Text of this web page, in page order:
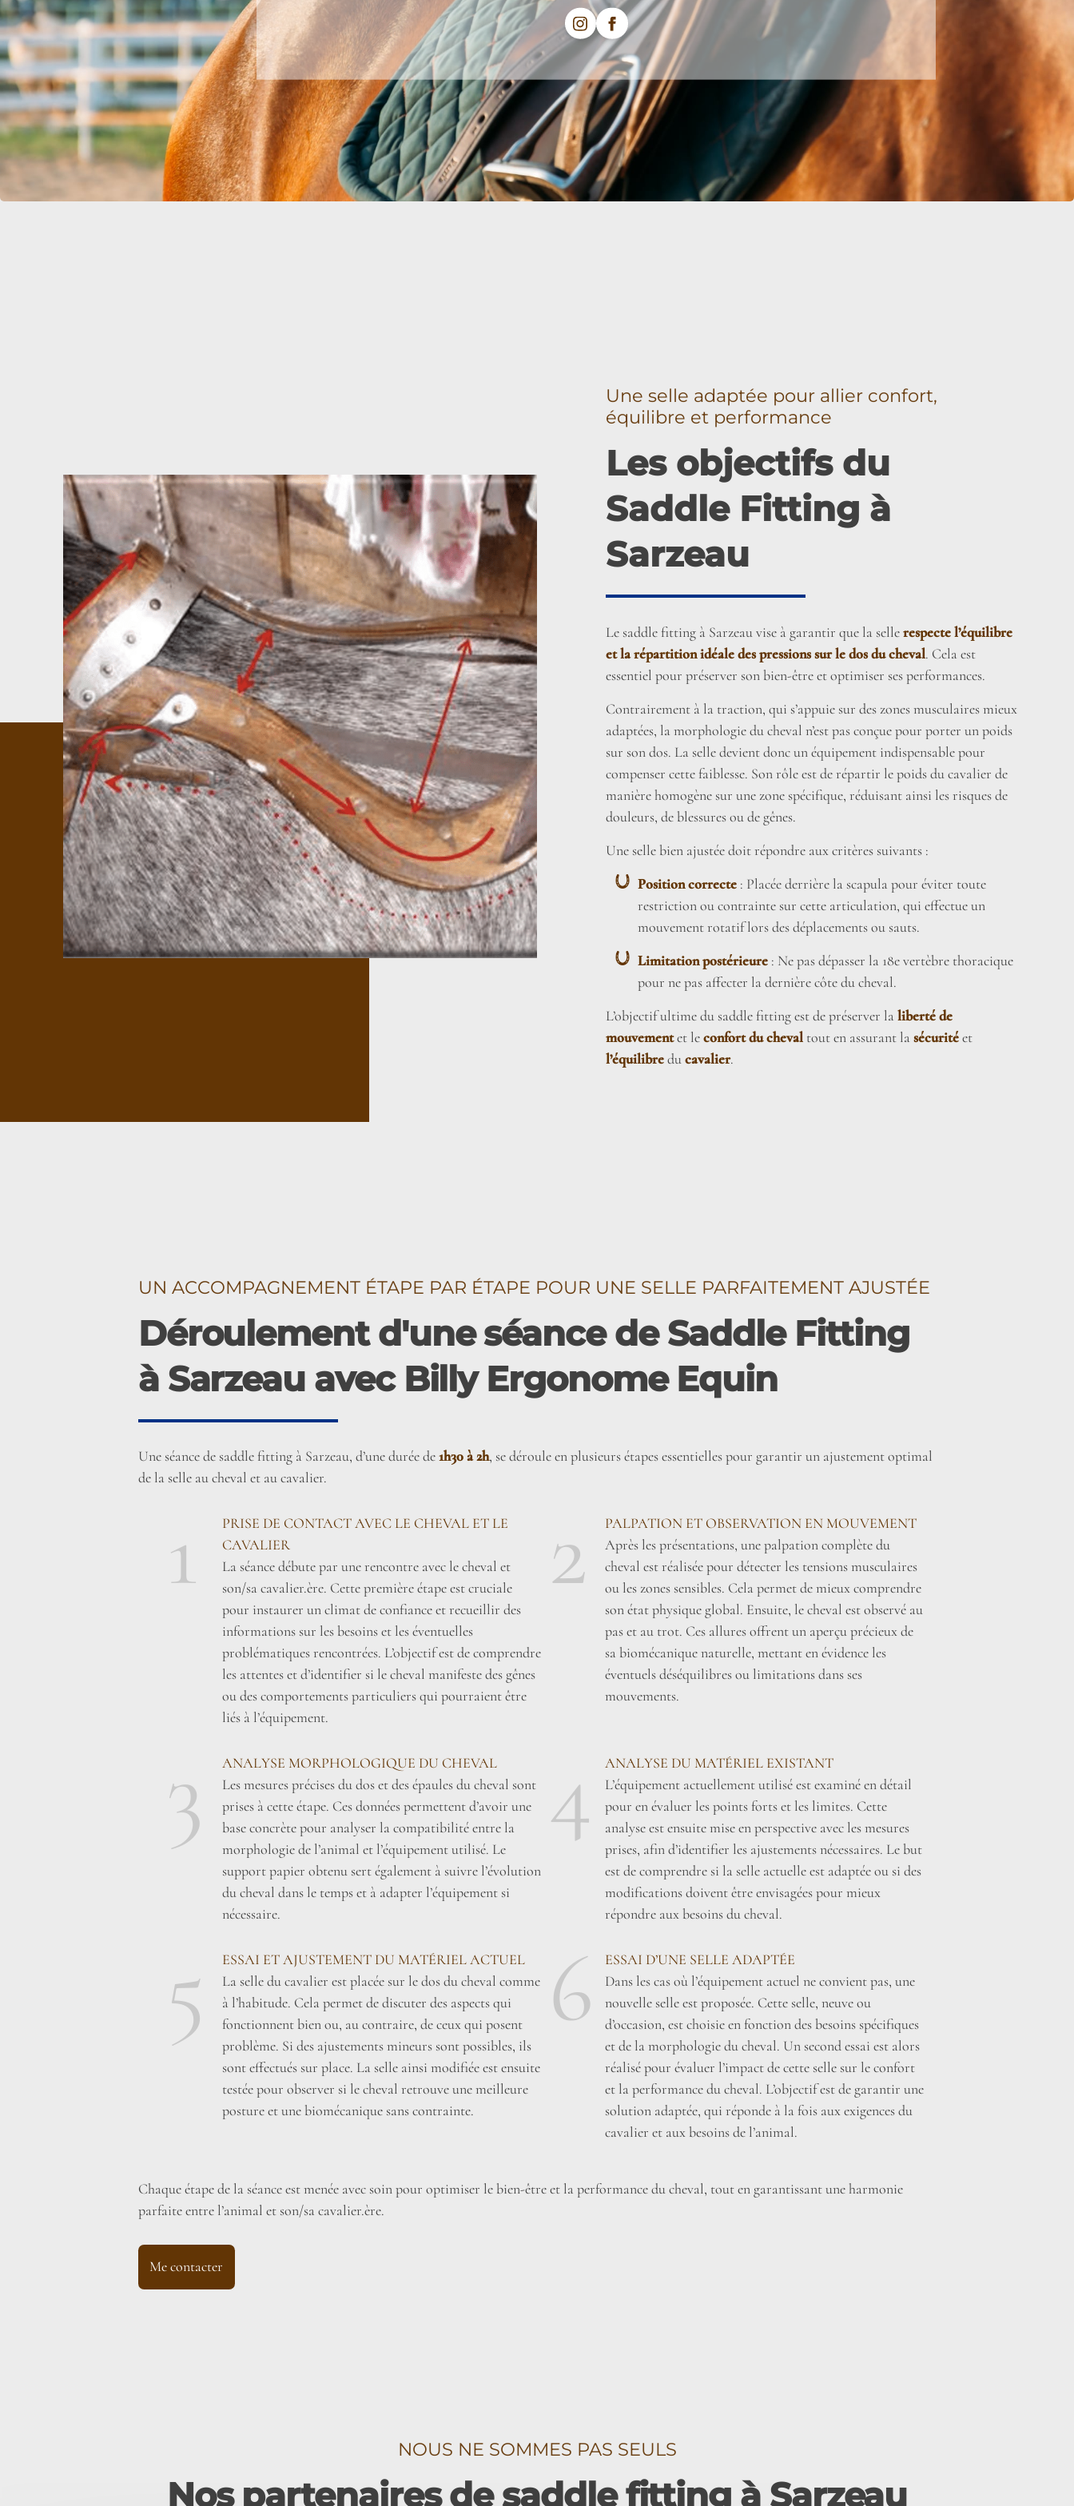
Une selle adaptée pour allier confort,
équilibre et performance
Les objectifs du
Saddle Fitting à
Sarzeau
Le saddle fitting à Sarzeau vise à garantir que la sellerespecte l’équilibre
et la répartition idéale des pressions sur le dos du cheval. Cela est
essentiel pour préserver son bien-être et optimiser ses performances.
Contrairement à la traction, qui s’appuie sur des zones musculaires mieux
adaptées, la morphologie du cheval n’est pas conçue pour porter un poids
sur son dos. La selle devient donc un équipement indispensable pour
compenser cette faiblesse. Son rôle est de répartir le poids du cavalier de
manière homogène sur une zone spécifique, réduisant ainsi les risques de
douleurs, de blessures ou de gênes.
Une selle bien ajustée doit répondre aux critères suivants :
Position correcte : Placée derrière la scapula pour éviter toute
restriction ou contrainte sur cette articulation, qui effectue un
mouvement rotatif lors des déplacements ou sauts.
Limitation postérieure : Ne pas dépasser la 18e vertèbre thoracique
pour ne pas affecter la dernière côte du cheval.
L’objectif ultime du saddle fitting est de préserver laliberté de
mouvementet leconfort du cheval tout en assurant lasécuritéet
l’équilibreducavalier.
UN ACCOMPAGNEMENT ÉTAPE PAR ÉTAPE POUR UNE SELLE PARFAITEMENT AJUSTÉE
Déroulement d'une séance de Saddle Fitting
à Sarzeau avec Billy Ergonome Equin
Une séance de saddle fitting à Sarzeau, d’une durée de1h30 à 2h, se déroule en plusieurs étapes essentielles pour garantir un ajustement optimal
de la selle au cheval et au cavalier.
1
PRISE DE CONTACT AVEC LE CHEVAL ET LE
CAVALIER
La séance débute par une rencontre avec le cheval et
son/sa cavalier.ère. Cette première étape est cruciale
pour instaurer un climat de confiance et recueillir des
informations sur les besoins et les éventuelles
problématiques rencontrées. L’objectif est de comprendre
les attentes et d’identifier si le cheval manifeste des gênes
ou des comportements particuliers qui pourraient être
liés à l’équipement.
2
PALPATION ET OBSERVATION EN MOUVEMENT
Après les présentations, une palpation complète du
cheval est réalisée pour détecter les tensions musculaires
ou les zones sensibles. Cela permet de mieux comprendre
son état physique global. Ensuite, le cheval est observé au
pas et au trot. Ces allures offrent un aperçu précieux de
sa biomécanique naturelle, mettant en évidence les
éventuels déséquilibres ou limitations dans ses
mouvements.
3
ANALYSE MORPHOLOGIQUE DU CHEVAL
Les mesures précises du dos et des épaules du cheval sont
prises à cette étape. Ces données permettent d’avoir une
base concrète pour analyser la compatibilité entre la
morphologie de l’animal et l’équipement utilisé. Le
support papier obtenu sert également à suivre l’évolution
du cheval dans le temps et à adapter l’équipement si
nécessaire.
4
ANALYSE DU MATÉRIEL EXISTANT
L’équipement actuellement utilisé est examiné en détail
pour en évaluer les points forts et les limites. Cette
analyse est ensuite mise en perspective avec les mesures
prises, afin d’identifier les ajustements nécessaires. Le but
est de comprendre si la selle actuelle est adaptée ou si des
modifications doivent être envisagées pour mieux
répondre aux besoins du cheval.
5
ESSAI ET AJUSTEMENT DU MATÉRIEL ACTUEL
La selle du cavalier est placée sur le dos du cheval comme
à l’habitude. Cela permet de discuter des aspects qui
fonctionnent bien ou, au contraire, de ceux qui posent
problème. Si des ajustements mineurs sont possibles, ils
sont effectués sur place. La selle ainsi modifiée est ensuite
testée pour observer si le cheval retrouve une meilleure
posture et une biomécanique sans contrainte.
6
ESSAI D’UNE SELLE ADAPTÉE
Dans les cas où l’équipement actuel ne convient pas, une
nouvelle selle est proposée. Cette selle, neuve ou
d’occasion, est choisie en fonction des besoins spécifiques
et de la morphologie du cheval. Un second essai est alors
réalisé pour évaluer l’impact de cette selle sur le confort
et la performance du cheval. L’objectif est de garantir une
solution adaptée, qui réponde à la fois aux exigences du
cavalier et aux besoins de l’animal.
Chaque étape de la séance est menée avec soin pour optimiser le bien-être et la performance du cheval, tout en garantissant une harmonie
parfaite entre l’animal et son/sa cavalier.ère.
Me contacter
NOUS NE SOMMES PAS SEULS
Nos partenaires de saddle fitting à Sarzeau